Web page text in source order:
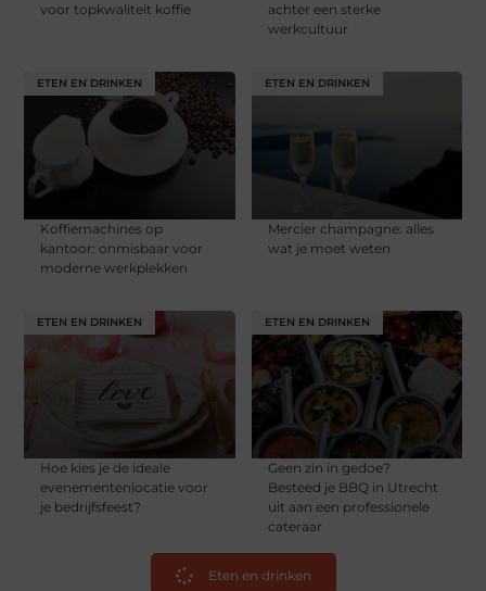
voor topkwaliteit koffie
achter een sterke
werkcultuur
ETEN EN DRINKEN
Koffiemachines op
kantoor: onmisbaar voor
moderne werkplekken
ETEN EN DRINKEN
Mercier champagne: alles
wat je moet weten
ETEN EN DRINKEN
Hoe kies je de ideale
evenementenlocatie voor
je bedrijfsfeest?
ETEN EN DRINKEN
Geen zin in gedoe?
Besteed je BBQ in Utrecht
uit aan een professionele
cateraar
Eten en drinken